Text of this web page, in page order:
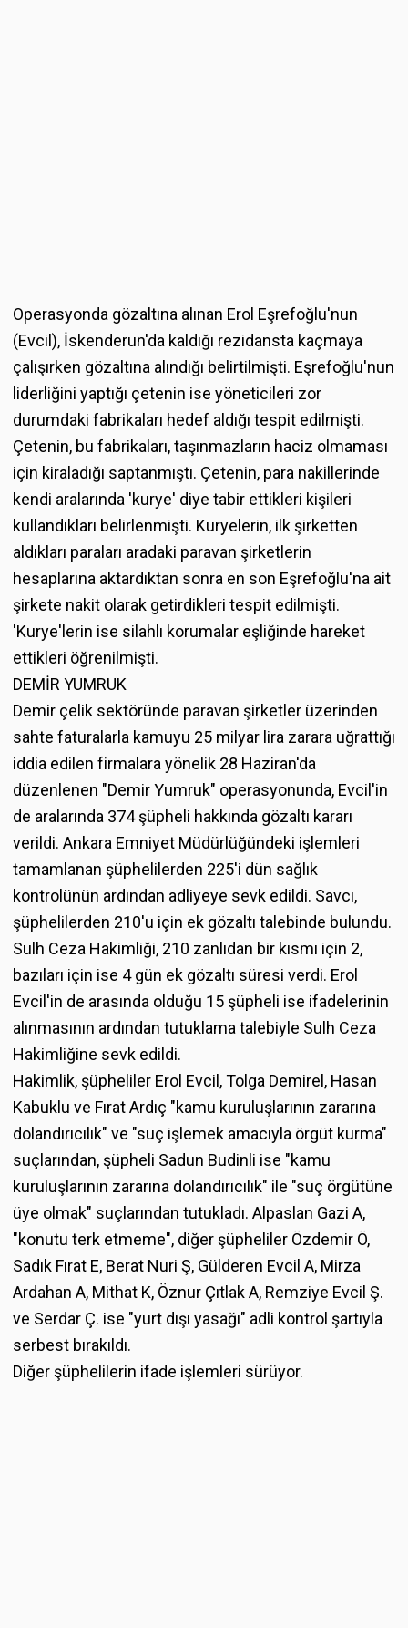
Operasyonda gözaltına alınan Erol Eşrefoğlu'nun
(Evcil), İskenderun'da kaldığı rezidansta kaçmaya
çalışırken gözaltına alındığı belirtilmişti. Eşrefoğlu'nun
liderliğini yaptığı çetenin ise yöneticileri zor
durumdaki fabrikaları hedef aldığı tespit edilmişti.
Çetenin, bu fabrikaları, taşınmazların haciz olmaması
için kiraladığı saptanmıştı. Çetenin, para nakillerinde
kendi aralarında 'kurye' diye tabir ettikleri kişileri
kullandıkları belirlenmişti. Kuryelerin, ilk şirketten
aldıkları paraları aradaki paravan şirketlerin
hesaplarına aktardıktan sonra en son Eşrefoğlu'na ait
şirkete nakit olarak getirdikleri tespit edilmişti.
'Kurye'lerin ise silahlı korumalar eşliğinde hareket
ettikleri öğrenilmişti.
DEMİR YUMRUK
Demir çelik sektöründe paravan şirketler üzerinden
sahte faturalarla kamuyu 25 milyar lira zarara uğrattığı
iddia edilen firmalara yönelik 28 Haziran'da
düzenlenen "Demir Yumruk" operasyonunda, Evcil'in
de aralarında 374 şüpheli hakkında gözaltı kararı
verildi. Ankara Emniyet Müdürlüğündeki işlemleri
tamamlanan şüphelilerden 225'i dün sağlık
kontrolünün ardından adliyeye sevk edildi. Savcı,
şüphelilerden 210'u için ek gözaltı talebinde bulundu.
Sulh Ceza Hakimliği, 210 zanlıdan bir kısmı için 2,
bazıları için ise 4 gün ek gözaltı süresi verdi. Erol
Evcil'in de arasında olduğu 15 şüpheli ise ifadelerinin
alınmasının ardından tutuklama talebiyle Sulh Ceza
Hakimliğine sevk edildi.
Hakimlik, şüpheliler Erol Evcil, Tolga Demirel, Hasan
Kabuklu ve Fırat Ardıç "kamu kuruluşlarının zararına
dolandırıcılık" ve "suç işlemek amacıyla örgüt kurma"
suçlarından, şüpheli Sadun Budinli ise "kamu
kuruluşlarının zararına dolandırıcılık" ile "suç örgütüne
üye olmak" suçlarından tutukladı. Alpaslan Gazi A,
"konutu terk etmeme", diğer şüpheliler Özdemir Ö,
Sadık Fırat E, Berat Nuri Ş, Gülderen Evcil A, Mirza
Ardahan A, Mithat K, Öznur Çıtlak A, Remziye Evcil Ş.
ve Serdar Ç. ise "yurt dışı yasağı" adli kontrol şartıyla
serbest bırakıldı.
Diğer şüphelilerin ifade işlemleri sürüyor.